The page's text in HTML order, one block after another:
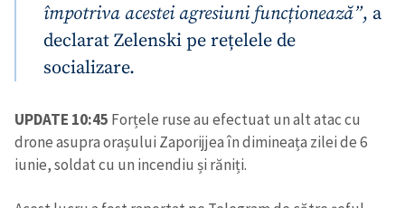
împotriva acestei agresiuni funcționează”, a
declarat Zelenski pe rețelele de
socializare.
UPDATE 10:45 Forțele ruse au efectuat un alt atac cu
drone asupra orașului Zaporijjea în dimineața zilei de 6
iunie, soldat cu un incendiu și răniți.